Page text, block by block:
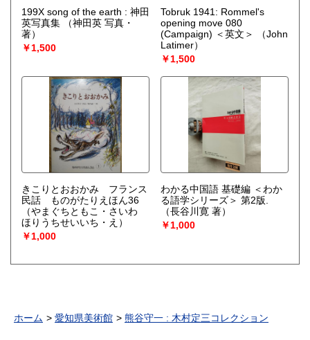
199X song of the earth : 神田
英写真集
（神田英 写真・
著）
￥1,500
Tobruk 1941: Rommel's
opening move 080
(Campaign) ＜英文＞
（John
Latimer）
￥1,500
きこりとおおかみ フランス
民話 ものがたりえほん36
（やまぐちともこ・さいわ
ほりうちせいいち・え）
￥1,000
わかる中国語 基礎編 ＜わか
る語学シリーズ＞ 第2版.
（長谷川寛 著）
￥1,000
ホーム 愛知県美術館 熊谷守一 : 木村定三コレクション